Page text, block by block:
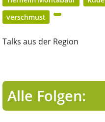
verschmust
Talks aus der Region
Alle Folgen: